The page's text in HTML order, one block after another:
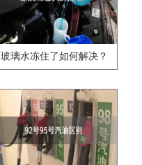
玻璃水冻住了如何解决？